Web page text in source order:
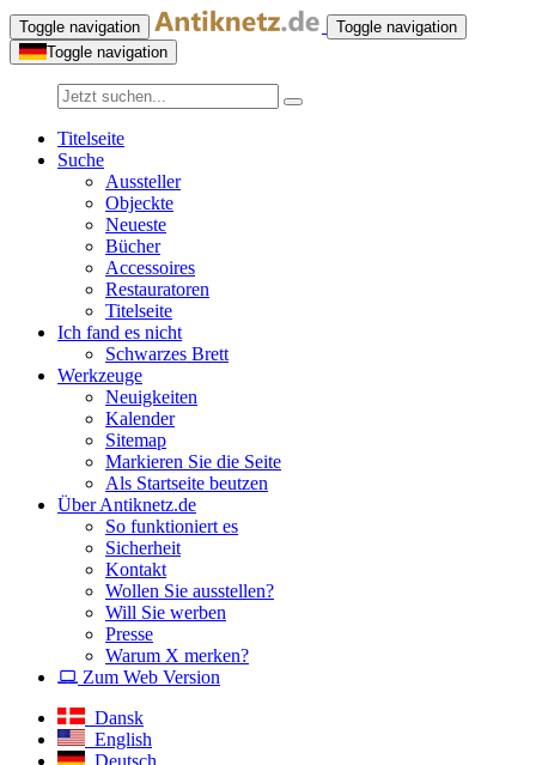
Toggle navigation
Toggle navigation
Toggle navigation
Titelseite
Suche
Aussteller
Objeckte
Neueste
Bücher
Accessoires
Restauratoren
Titelseite
Ich fand es nicht
Schwarzes Brett
Werkzeuge
Neuigkeiten
Kalender
Sitemap
Markieren Sie die Seite
Als Startseite beutzen
Über Antiknetz.de
So funktioniert es
Sicherheit
Kontakt
Wollen Sie ausstellen?
Will Sie werben
Presse
Warum X merken?
Zum Web Version
Dansk
English